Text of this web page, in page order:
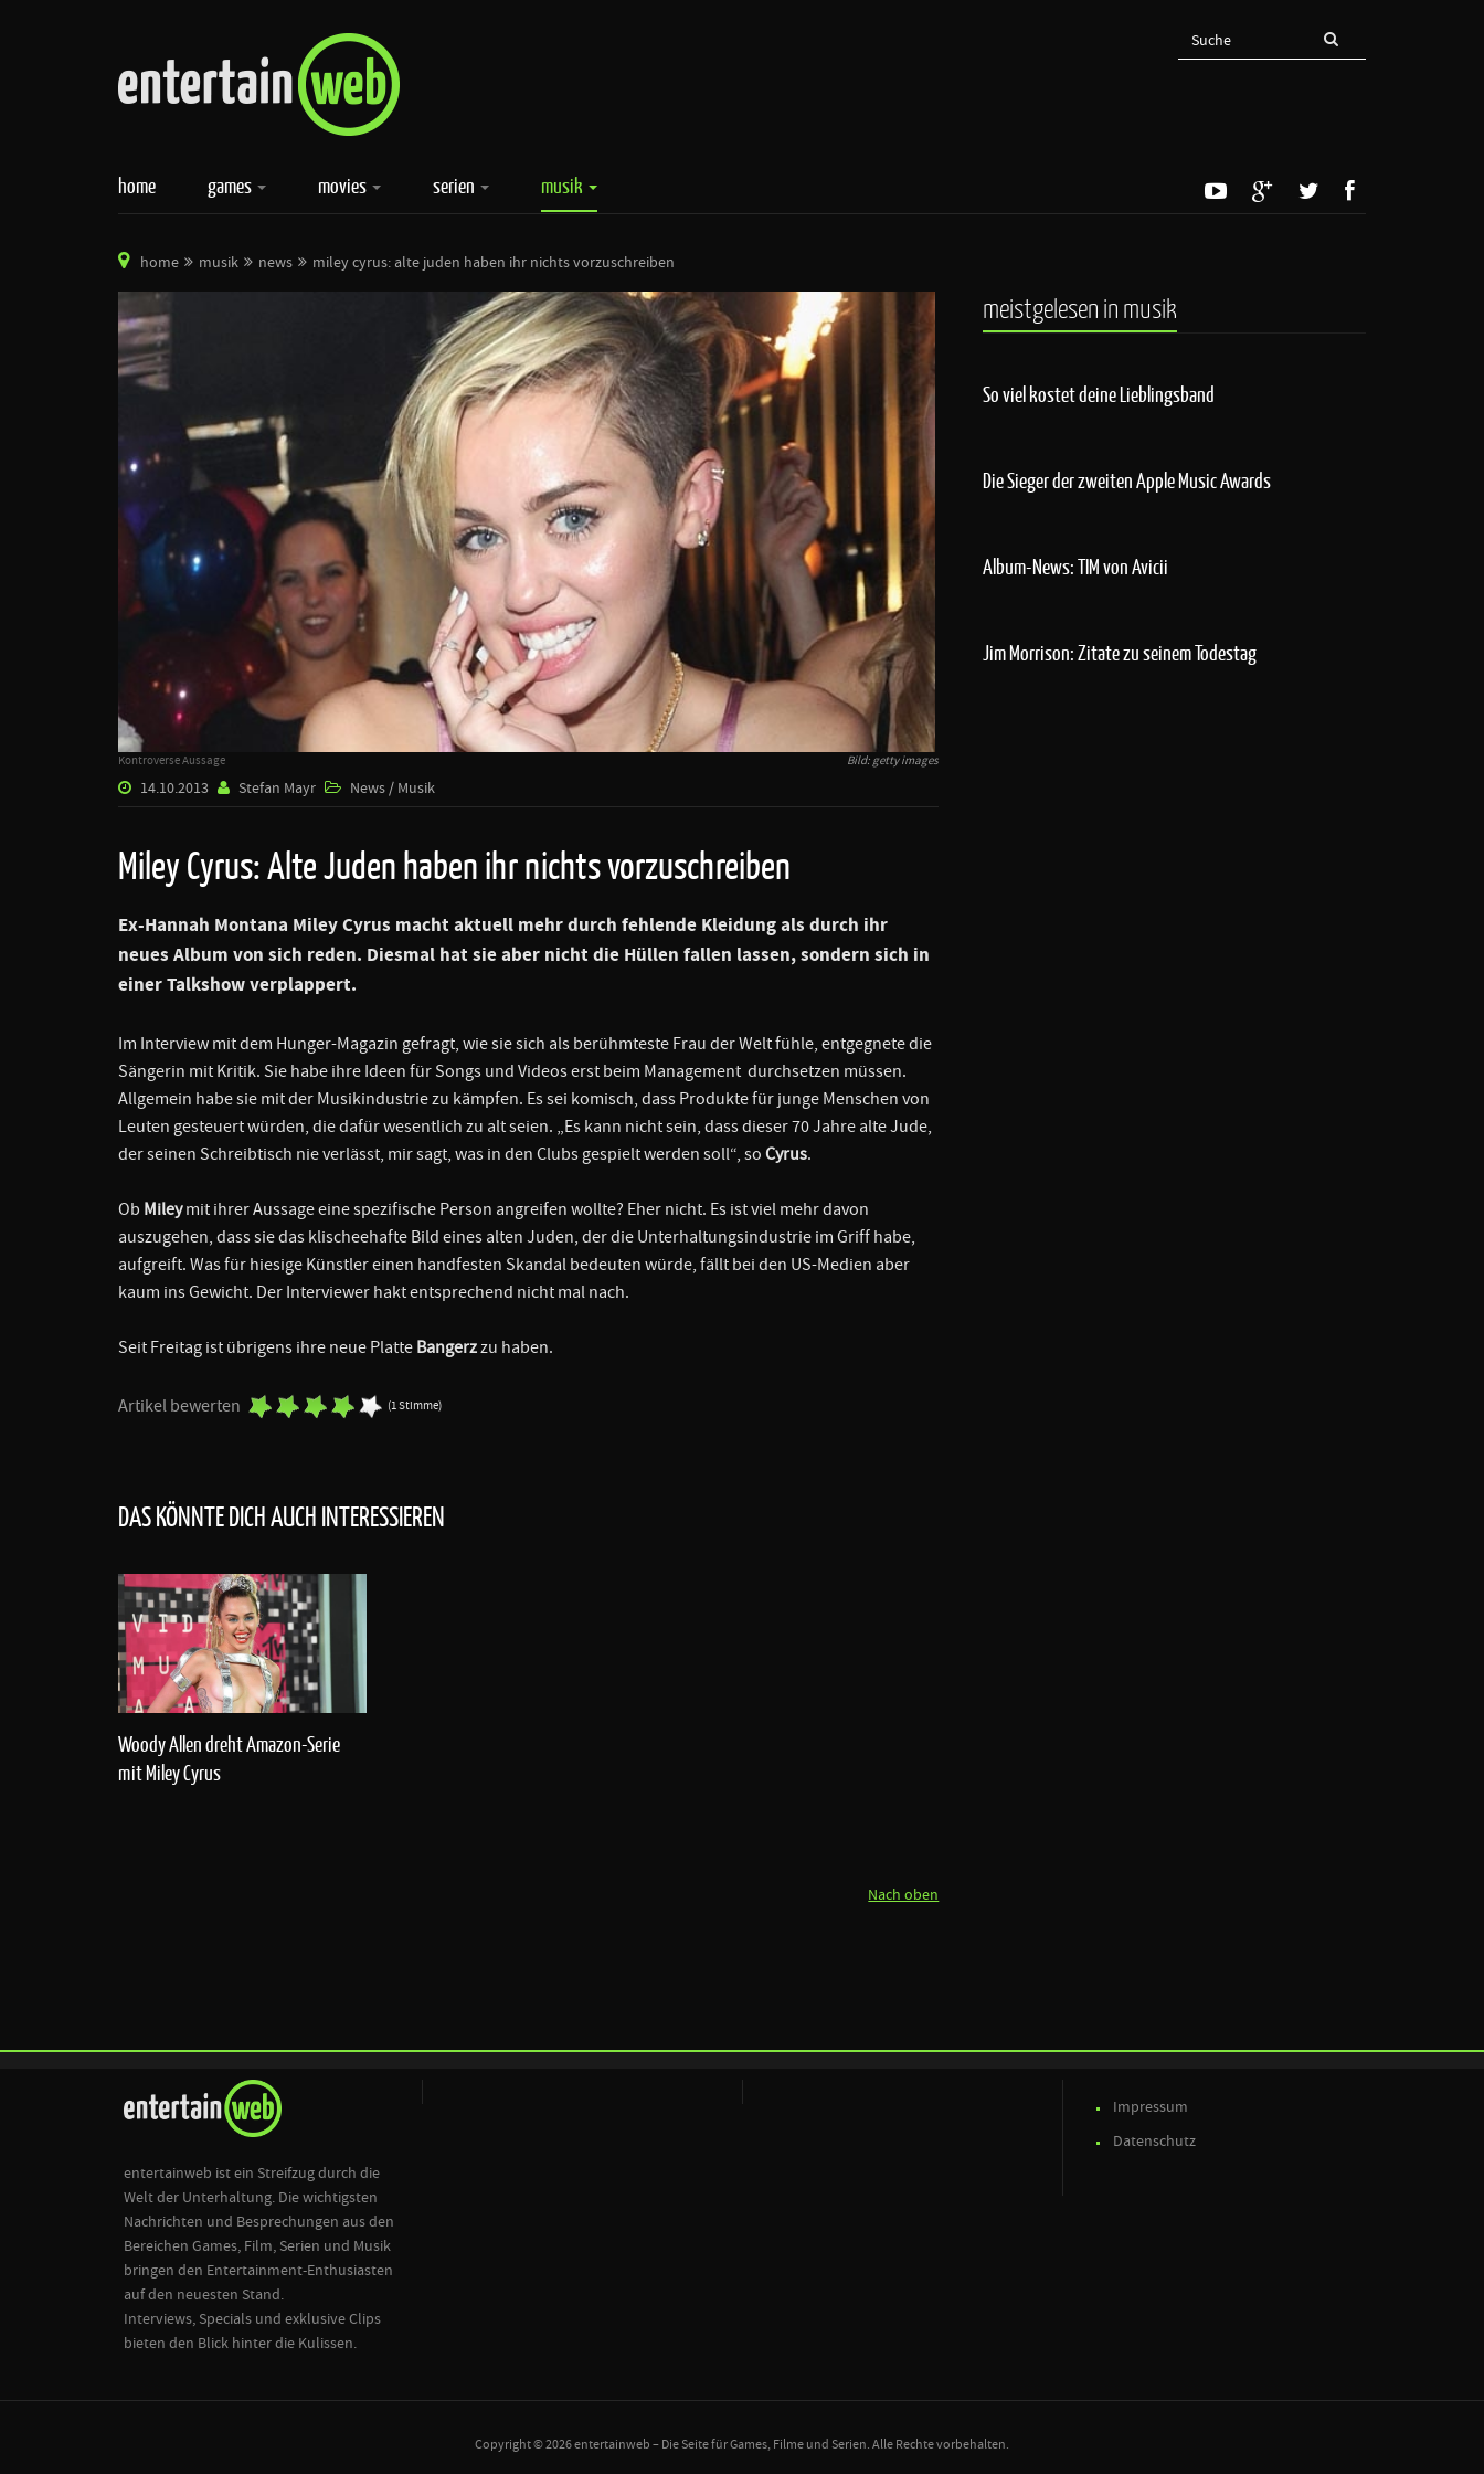
home games movies serien musik
home musik news miley cyrus: alte juden haben ihr nichts vorzuschreiben
Kontroverse Aussage Bild: getty images
14.10.2013 Stefan Mayr News / Musik
Miley Cyrus: Alte Juden haben ihr nichts vorzuschreiben
Ex-Hannah Montana Miley Cyrus macht aktuell mehr durch fehlende Kleidung als durch ihr
neues Album von sich reden. Diesmal hat sie aber nicht die Hüllen fallen lassen, sondern sich in
einer Talkshow verplappert.
Im Interview mit dem Hunger-Magazin gefragt, wie sie sich als berühmteste Frau der Welt fühle, entgegnete die
Sängerin mit Kritik. Sie habe ihre Ideen für Songs und Videos erst beim Management durchsetzen müssen.
Allgemein habe sie mit der Musikindustrie zu kämpfen. Es sei komisch, dass Produkte für junge Menschen von
Leuten gesteuert würden, die dafür wesentlich zu alt seien. „Es kann nicht sein, dass dieser 70 Jahre alte Jude,
der seinen Schreibtisch nie verlässt, mir sagt, was in den Clubs gespielt werden soll“, so Cyrus.
Ob Mileymit ihrer Aussage eine spezifische Person angreifen wollte? Eher nicht. Es ist viel mehr davon
auszugehen, dass sie das klischeehafte Bild eines alten Juden, der die Unterhaltungsindustrie im Griff habe,
aufgreift. Was für hiesige Künstler einen handfesten Skandal bedeuten würde, fällt bei den US-Medien aber
kaum ins Gewicht. Der Interviewer hakt entsprechend nicht mal nach.
Seit Freitag ist übrigens ihre neue Platte Bangerzzu haben.
Artikel bewerten (1 Stimme)
DAS KÖNNTE DICH AUCH INTERESSIEREN
Woody Allen dreht Amazon-Serie
mit Miley Cyrus
Nach oben
meistgelesen in musik
So viel kostet deine Lieblingsband
Die Sieger der zweiten Apple Music Awards
Album-News: TIM von Avicii
Jim Morrison: Zitate zu seinem Todestag
entertainweb ist ein Streifzug durch die
Welt der Unterhaltung. Die wichtigsten
Nachrichten und Besprechungen aus den
Bereichen Games, Film, Serien und Musik
bringen den Entertainment-Enthusiasten
auf den neuesten Stand.
Interviews, Specials und exklusive Clips
bieten den Blick hinter die Kulissen.
Impressum
Datenschutz
Copyright © 2026 entertainweb – Die Seite für Games, Filme und Serien. Alle Rechte vorbehalten.